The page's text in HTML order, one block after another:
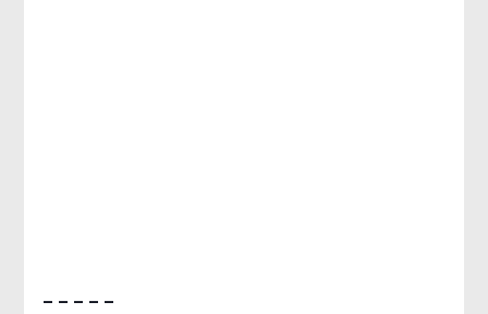
– – – – –